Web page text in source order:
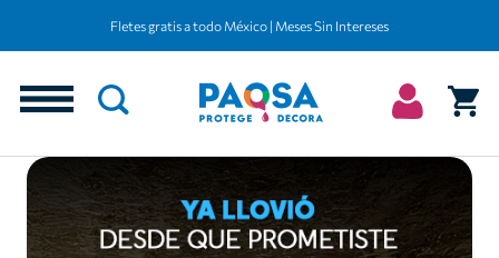
Fletes gratis a todo México | Meses Sin Intereses